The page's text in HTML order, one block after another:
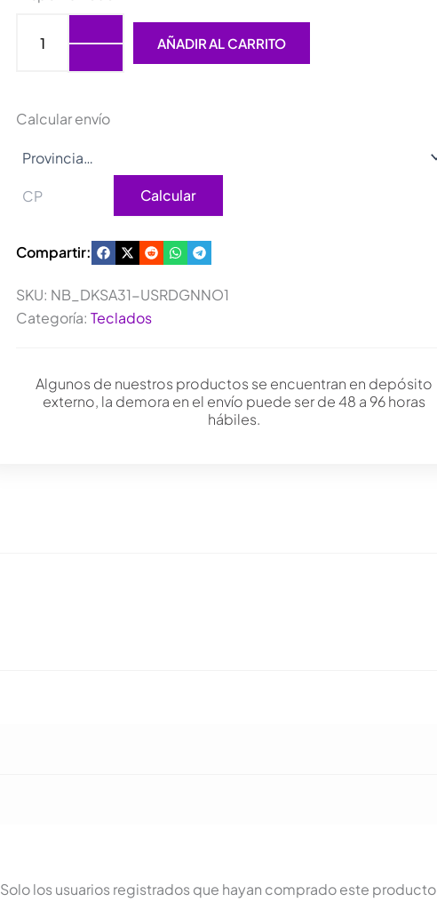
DUCKY
GAMER
cantidad
AÑADIR AL CARRITO
Calcular envío
Calcular
Compartir:
SKU: NB_DKSA31-USRDGNNO1
Categoría: Teclados
Algunos de nuestros productos se encuentran en depósito
externo, la demora en el envío puede ser de 48 a 96 horas
hábiles.
Solo los usuarios registrados que hayan comprado este producto